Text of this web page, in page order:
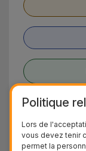
Nous vous
imposé
Politique
Lors de
vous devez tenir
permet la